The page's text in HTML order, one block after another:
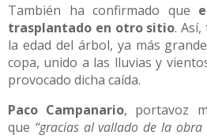
También ha confirmado que
trasplantado en otro sitio.
la edad del árbol, ya más
copa, unido a las lluvias y
provocado dicha caída.
Paco Campanario, portavoz
que “gracias al vallado de la